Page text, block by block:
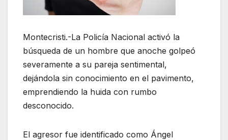
Montecristi.-La Policía Nacional activó la
búsqueda de un hombre que anoche golpeó
severamente a su pareja sentimental,
dejándola sin conocimiento en el pavimento,
emprendiendo la huida con rumbo
desconocido.
El agresor fue identificado como Ángel